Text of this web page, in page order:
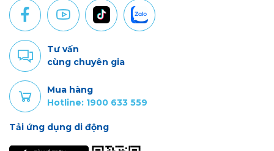
Tư vấn
cùng chuyên gia
Mua hàng
Hotline: 1900 633 559
Tải ứng dụng di động